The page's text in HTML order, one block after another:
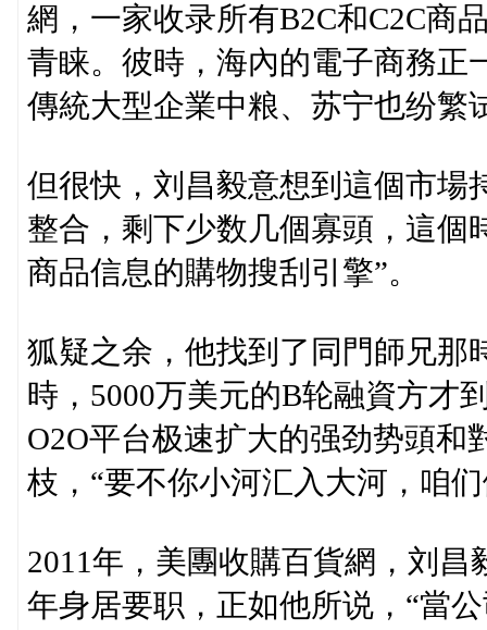
網，一家收录所有B2C和C2C商
青睐。彼時，海內的電子商務正
傳統大型企業中粮、苏宁也纷繁
但很快，刘昌毅意想到這個市場
整合，剩下少数几個寡頭，這個
商品信息的購物搜刮引擎”。
狐疑之余，他找到了同門師兄那
時，5000万美元的B轮融資方才
O2O平台极速扩大的强劲势頭
枝，“要不你小河汇入大河，咱
2011年，美團收購百貨網，刘
年身居要职，正如他所说，“當